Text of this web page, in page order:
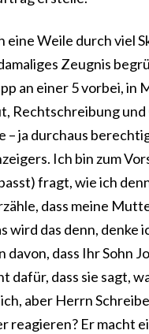
Weile durch viel
Zeugnis
an einer 5 vorbei, in
Rechtschreibung
– ja durchaus
Ich bin zum
fragt, wie ich
dass meine
wird das denn, denke
dass Ihr Sohn
dass sie sagt,
aber Herrn
Er macht